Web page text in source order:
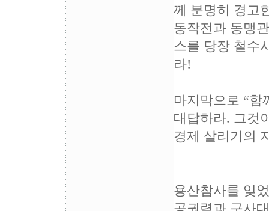
께 분명히 경고
동작전과 동맹
스를 당장 철수
라!
마지막으로 “함
대답하라. 그것
경제 살리기의
용산참사를 잊